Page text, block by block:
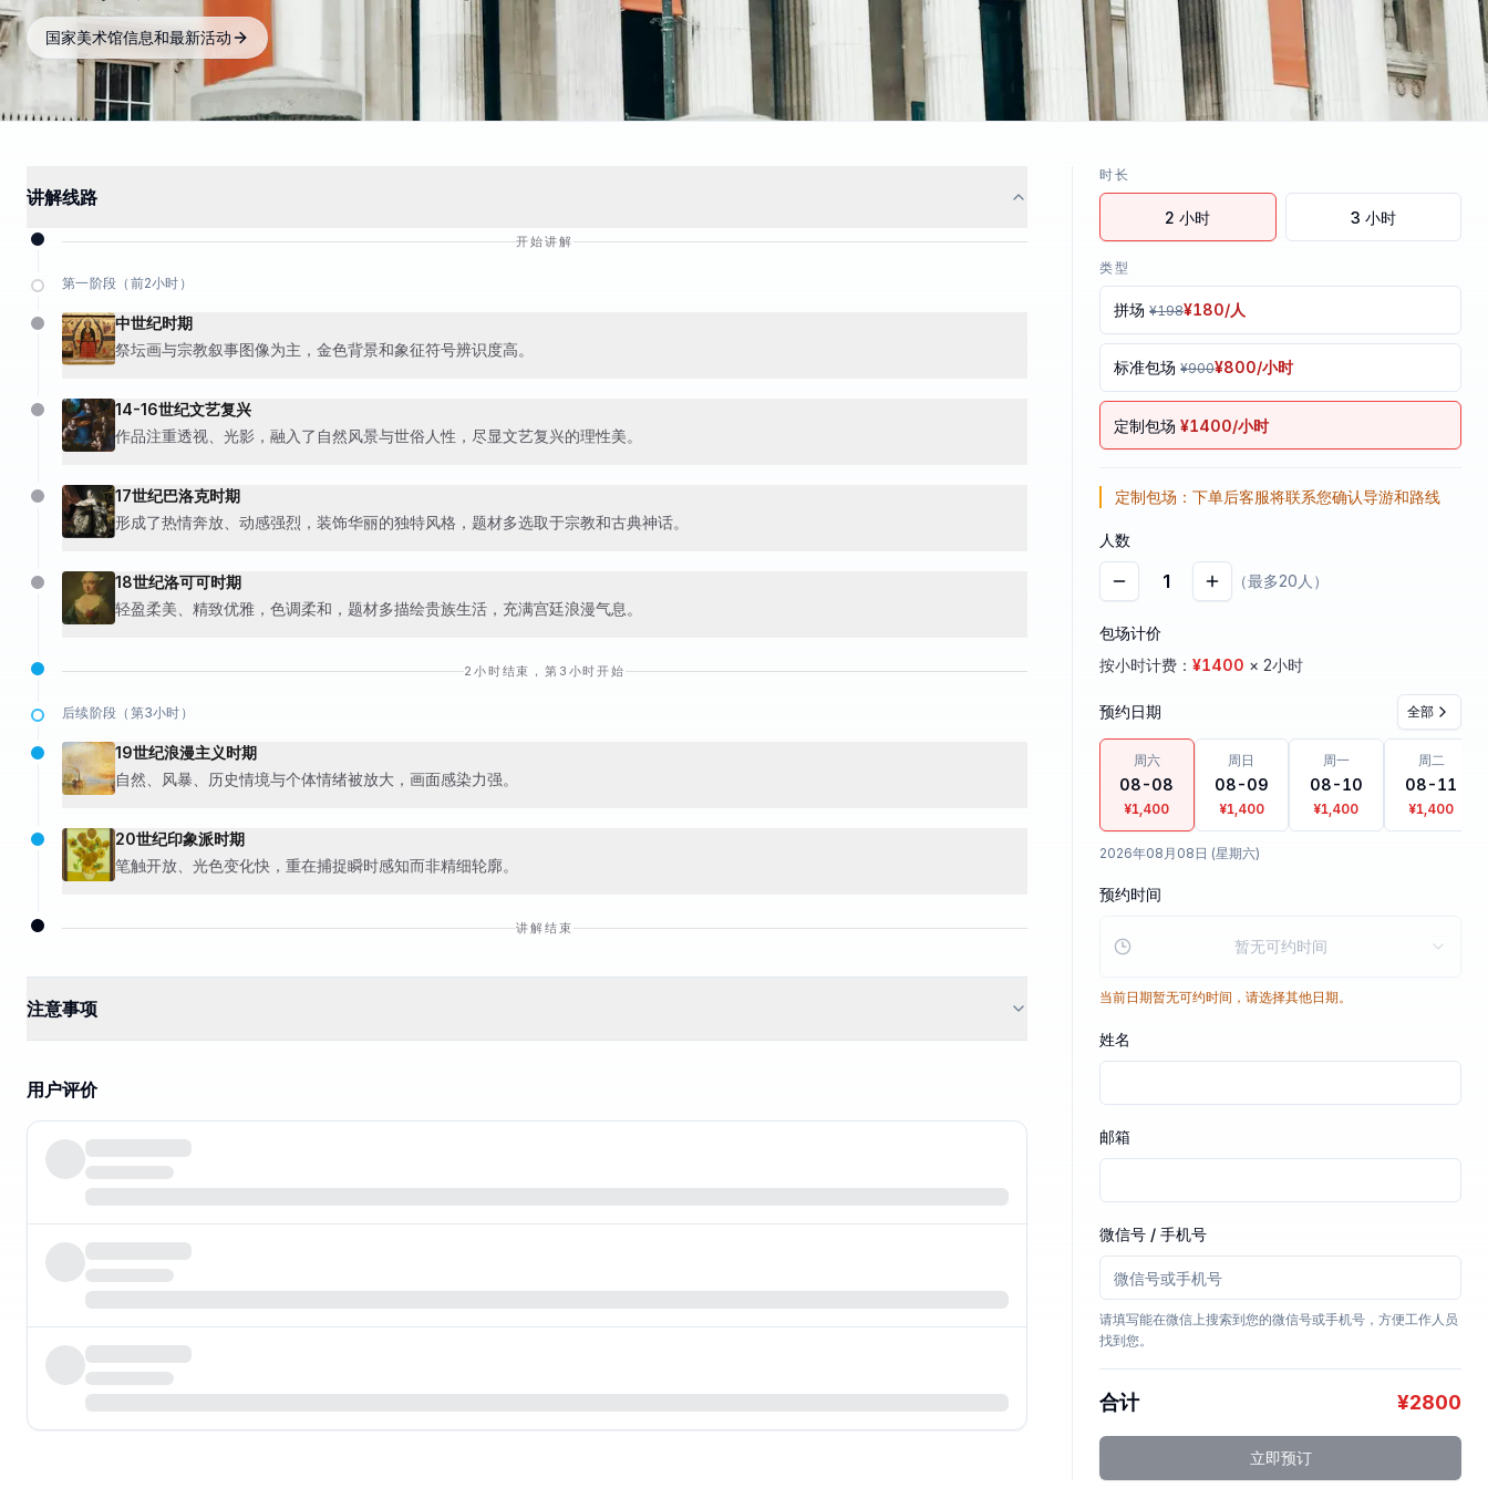
国家美术馆信息和最新活动
时长
2 小时 3 小时
类型
拼场 ¥198¥180/人
标准包场 ¥900¥800/小时
定制包场 ¥1400/小时
定制包场：下单后客服将联系您确认导游和路线
人数
1 （最多20人）
包场计价
按小时计费： ¥1400 × 2小时
预约日期 全部
周六
08-08
¥1,400
周日
08-09
¥1,400
周一
08-10
¥1,400
周二
08-11
¥1,400
2026年08月08日 (星期六)
预约时间
暂无可约时间
当前日期暂无可约时间，请选择其他日期。
姓名
邮箱
微信号 / 手机号
请填写能在微信上搜索到您的微信号或手机号，方便工作人员
找到您。
合计 ¥2800
立即预订
讲解线路
开始讲解
第一阶段（前2小时）
中世纪时期
祭坛画与宗教叙事图像为主，金色背景和象征符号辨识度高。
14-16世纪文艺复兴
作品注重透视、光影，融入了自然风景与世俗人性，尽显文艺复兴的理性美。
17世纪巴洛克时期
形成了热情奔放、动感强烈，装饰华丽的独特风格，题材多选取于宗教和古典神话。
18世纪洛可可时期
轻盈柔美、精致优雅，色调柔和，题材多描绘贵族生活，充满宫廷浪漫气息。
2小时结束，第3小时开始
后续阶段（第3小时）
19世纪浪漫主义时期
自然、风暴、历史情境与个体情绪被放大，画面感染力强。
20世纪印象派时期
笔触开放、光色变化快，重在捕捉瞬时感知而非精细轮廓。
讲解结束
注意事项
用户评价